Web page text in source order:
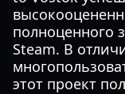
полноценного
Steam. В
этот проект